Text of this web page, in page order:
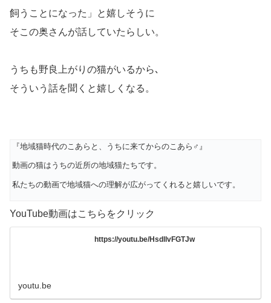
飼うことになった」と嬉しそうに
そこの奥さんが話していたらしい。
うちも野良上がりの猫がいるから､
そういう話を聞くと嬉しくなる。
『地域猫時代のこあらと、うちに来てからのこあら♂』
動画の猫はうちの近所の地域猫たちです。
私たちの動画で地域猫への理解が広がってくれると嬉しいです。
YouTube動画はこちらをクリック
https://youtu.be/HsdllvFGTJw
youtu.be